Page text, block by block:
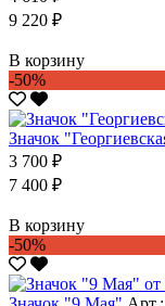
9 220 ₽
В корзину
-50%
Значок
3 700 ₽
7 400 ₽
В корзину
-50%